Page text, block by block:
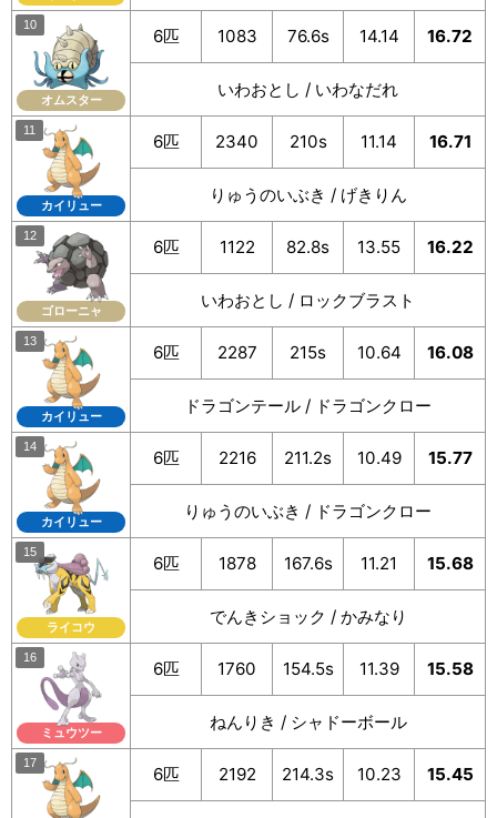
オムスター
6匹 1083 76.6s 14.14 16.72
いわおとし / いわなだれ
カイリュー
6匹 2340 210s 11.14 16.71
りゅうのいぶき / げきりん
ゴローニャ
6匹 1122 82.8s 13.55 16.22
いわおとし / ロックブラスト
カイリュー
6匹 2287 215s 10.64 16.08
ドラゴンテール / ドラゴンクロー
カイリュー
6匹 2216 211.2s 10.49 15.77
りゅうのいぶき / ドラゴンクロー
ライコウ
6匹 1878 167.6s 11.21 15.68
でんきショック / かみなり
ミュウツー
6匹 1760 154.5s 11.39 15.58
ねんりき / シャドーボール
6匹 2192 214.3s 10.23 15.45